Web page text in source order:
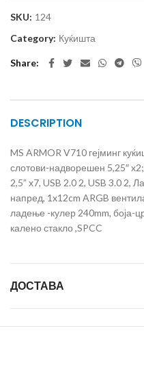
SKU: 124
Category: Куќишта
Share
DESCRIPTION
MS ARMOR V710 гејминг
слотови-надворешен 5,25″
2,5” x7, USB 2.0 2, USB 3.0 2,
напред, 1x12cm ARGB
ладење -кулер 240mm, боја-
калено стакло ,SPCC
ДОСТАВА